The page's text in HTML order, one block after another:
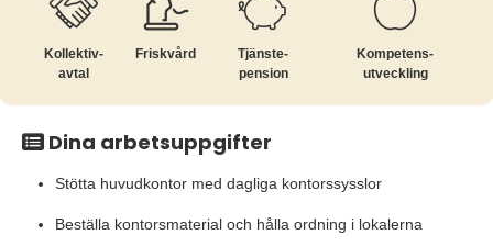
Kollektiv­
avtal
Friskvård
Tjänste­
pension
Kompetens­
utveckling
Dina arbetsuppgifter
Stötta huvudkontor med dagliga kontorssysslor
Beställa kontorsmaterial och hålla ordning i lokalerna